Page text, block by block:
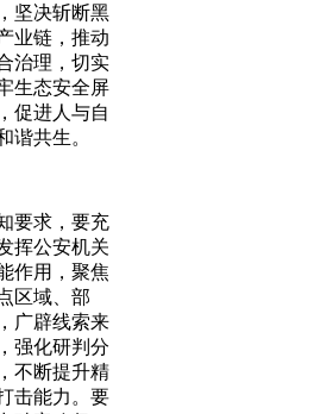
坚决斩断黑
业链，推动
治理，切实
生态安全屏
促进人与自
谐共生。
要求，要充
挥公安机关
作用，聚焦
区域、部
广辟线索来
强化研判分
不断提升精
击能力。要